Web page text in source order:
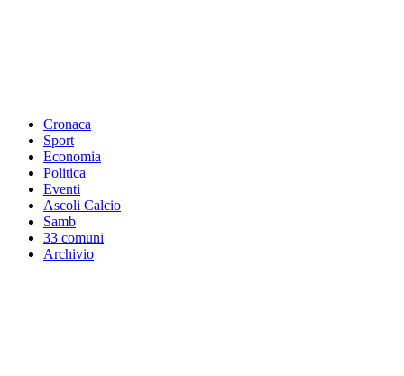
Cronaca
Sport
Economia
Politica
Eventi
Ascoli Calcio
Samb
33 comuni
Archivio